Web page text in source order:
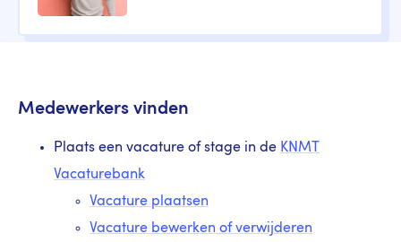
Medewerkers vinden
Plaats een vacature of stage in de KNMT
Vacaturebank
​Vacature plaatsen
Vacature bewerken of verwijderen